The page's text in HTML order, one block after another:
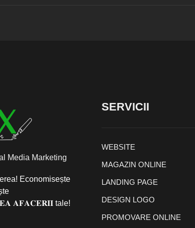
Media Marketing
Economisește
𝐀𝐅𝐀𝐂𝐄𝐑𝐈𝐈 tale!
SERVICII
WEBSITE
MAGAZIN ONLINE
LANDING PAGE
DESIGN LOGO
PROMOVARE ONLINE